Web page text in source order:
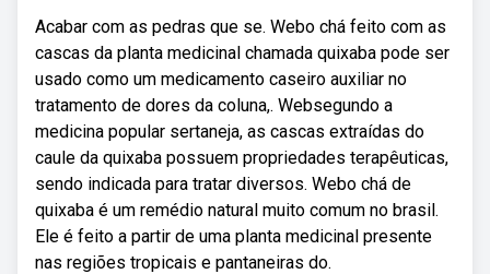
Acabar com as pedras que se. Webo chá feito com as
cascas da planta medicinal chamada quixaba pode ser
usado como um medicamento caseiro auxiliar no
tratamento de dores da coluna,. Websegundo a
medicina popular sertaneja, as cascas extraídas do
caule da quixaba possuem propriedades terapêuticas,
sendo indicada para tratar diversos. Webo chá de
quixaba é um remédio natural muito comum no brasil.
Ele é feito a partir de uma planta medicinal presente
nas regiões tropicais e pantaneiras do.